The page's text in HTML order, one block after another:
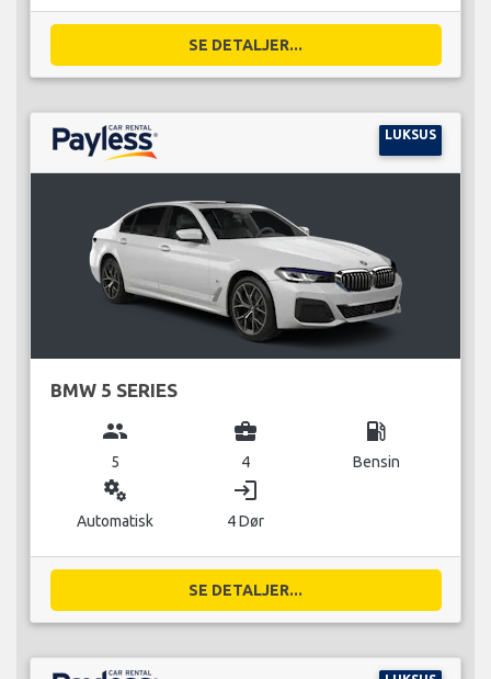
SE DETALJER...
LUKSUS
BMW 5 SERIES
group
5
business_center
4
local_gas_station
Bensin
miscellaneous_services
Automatisk
login
4 Dør
SE DETALJER...